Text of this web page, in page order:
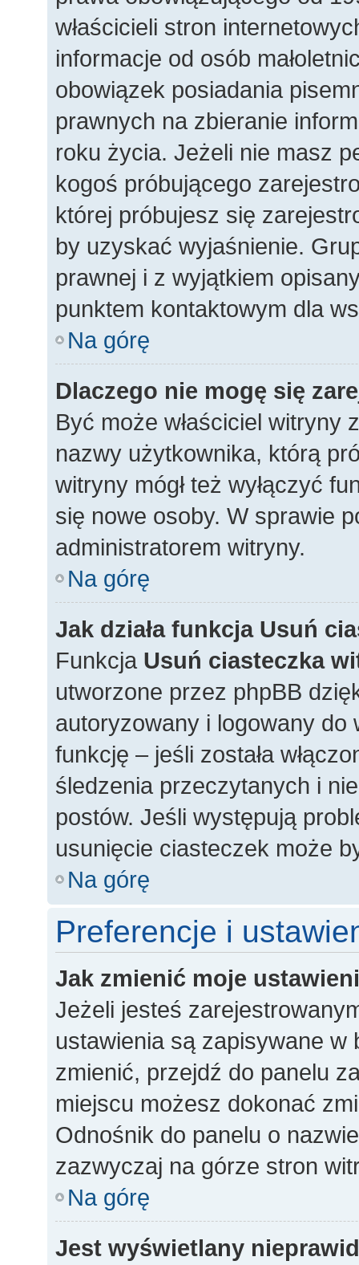
właścicieli stron
informacje od osób
obowiązek posiadania
prawnych na zbieranie
roku życia. Jeżeli nie masz
kogoś próbującego
której próbujesz się
by uzyskać wyjaśnienie.
prawnej i z wyjątkiem
punktem kontaktowym dla
Na górę
Dlaczego nie mogę się
Być może właściciel witryny
nazwy użytkownika, którą
witryny mógł też wyłączyć
się nowe osoby. W sprawie
administratorem witryny.
Na górę
Jak działa funkcja Usuń
Funkcja Usuń ciasteczka
utworzone przez phpBB
autoryzowany i logowany do
funkcję – jeśli została
śledzenia przeczytanych i
postów. Jeśli występują
usunięcie ciasteczek może
Na górę
Preferencje i
Jak zmienić moje
Jeżeli jesteś
ustawienia są zapisywane w
zmienić, przejdź do panelu
miejscu możesz dokonać
Odnośnik do panelu o
zazwyczaj na górze stron
Na górę
Jest wyświetlany